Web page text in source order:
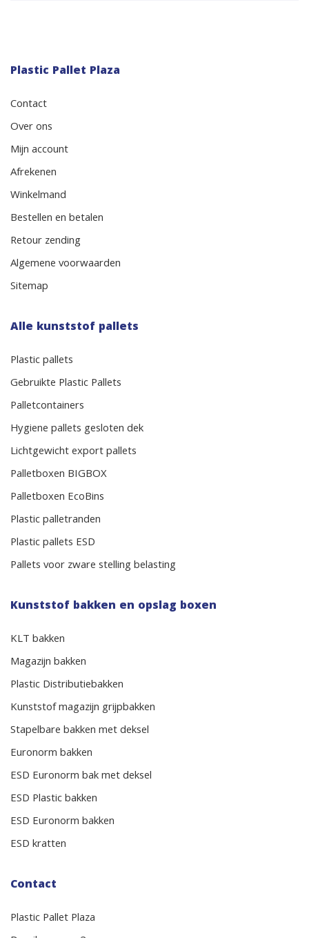
Plastic Pallet Plaza
Contact
Over ons
Mijn account
Afrekenen
Winkelmand
Bestellen en betalen
Retour zending
Algemene voorwaarden
Sitemap
Alle kunststof pallets
Plastic pallets
Gebruikte Plastic Pallets
Palletcontainers
Hygiene pallets gesloten dek
Lichtgewicht export pallets
Palletboxen BIGBOX
Palletboxen EcoBins
Plastic palletranden
Plastic pallets ESD
Pallets voor zware stelling belasting
Kunststof bakken en opslag boxen
KLT bakken
Magazijn bakken
Plastic Distributiebakken
Kunststof magazijn grijpbakken
Stapelbare bakken met deksel
Euronorm bakken
ESD Euronorm bak met deksel
ESD Plastic bakken
ESD Euronorm bakken
ESD kratten
Contact
Plastic Pallet Plaza